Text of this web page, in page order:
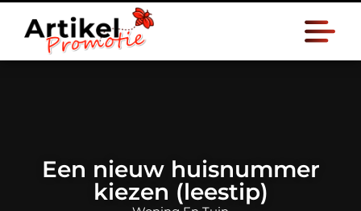
Een nieuw huisnummer
kiezen (leestip)